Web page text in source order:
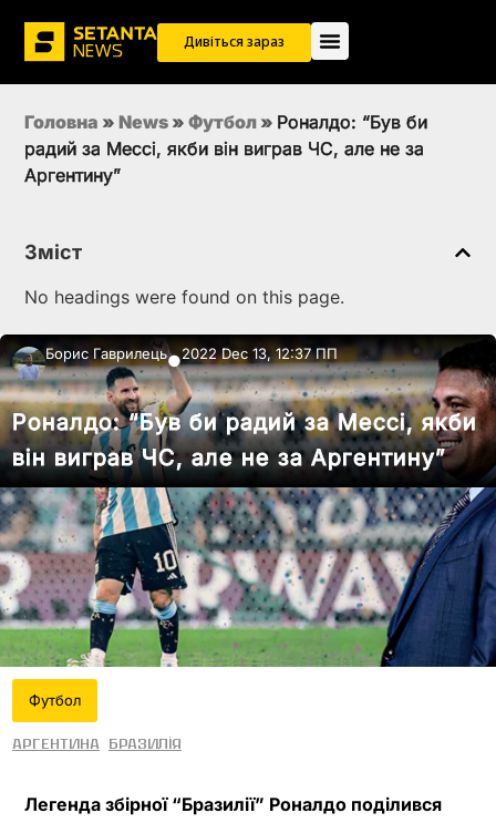
Дивіться зараз
Головна » News » Футбол » Роналдо: “Був би
радий за Мессі, якби він виграв ЧС, але не за
Аргентину”
Зміст
No headings were found on this page.
Борис Гаврилець●2022 Dec 13, 12:37 ПП
Роналдо: “Був би радий за Мессі, якби
він виграв ЧС, але не за Аргентину”
Футбол
Аргентина Бразилія
Легенда збірної “Бразилії” Роналдо поділився